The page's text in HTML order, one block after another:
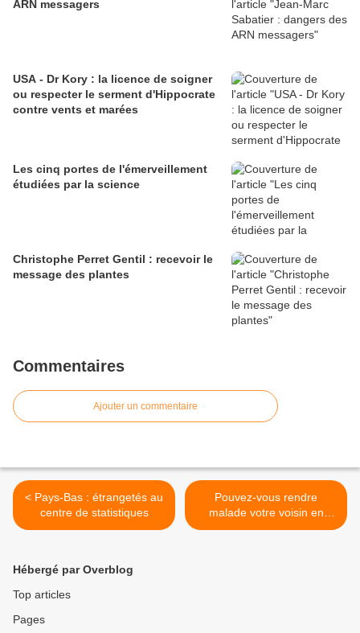
ARN messagers
USA - Dr Kory : la licence de soigner
ou respecter le serment d'Hippocrate
contre vents et marées
Les cinq portes de l'émerveillement
étudiées par la science
Christophe Perret Gentil : recevoir le
message des plantes
Commentaires
Ajouter un commentaire
< Pays-Bas : étrangetés au
centre de statistiques
Pouvez-vous rendre
malade votre voisin en
éternuant ? - Jérémie
Hébergé par Overblog
Top articles
Pages